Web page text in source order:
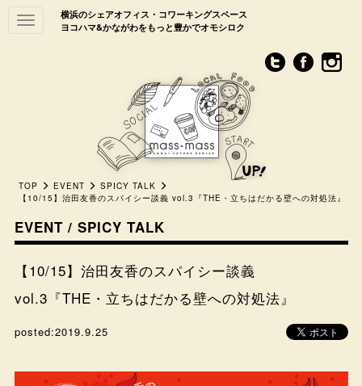
横浜のシェアオフィス・コワーキングスペース
ヨコハマ&かながわをもっと豊かでオモシロク
Toggle
navigation
TOP EVENT
SPICY TALK
【10/15】治田友香のスパイシー談義 vol.3『THE・立ちはだかる壁への対処法』
EVENT / SPICY TALK
【10/15】治田友香のスパイシー談義
vol.3『THE・立ちはだかる壁への対処法』
posted:2019.9.25